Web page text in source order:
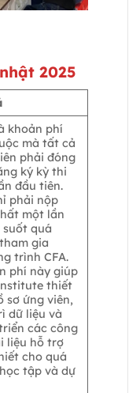
2025
khoản phí
mà tất cả
phải đóng
ký kỳ thi
đầu tiên.
phải nộp
một lần
quá
gia
trình CFA.
phí này giúp
thiết
sơ ứng viên,
dữ liệu và
các công
liệu hỗ trợ
cho quá
tập và dự